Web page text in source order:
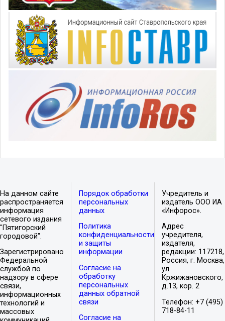
На данном сайте
распространяется
информация
сетевого издания
"Пятигорский
городовой".
Зарегистрировано
Федеральной
службой по
надзору в сфере
связи,
информационных
технологий и
массовых
Порядок обработки
персональных
данных
Политика
конфиденциальности
и защиты
информации
Согласие на
обработку
персональных
данных обратной
связи
Согласие на
Учредитель и
издатель ООО ИА
«Инфорос».
Адрес
учредителя,
издателя,
редакции: 117218,
Россия, г. Москва,
ул.
Кржижановского,
д.13, кор. 2
Телефон: +7 (495)
718-84-11